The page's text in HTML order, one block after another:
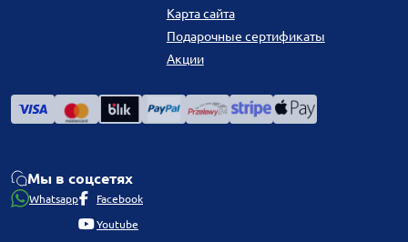
Карта сайта
Подарочные сертификаты
Акции
Мы в соцсетях
Whatsapp Facebook
Youtube